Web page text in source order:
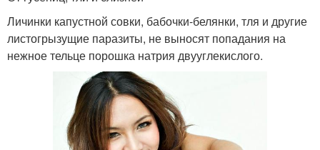
Личинки капустной совки, бабочки-белянки, тля и другие
листогрызущие паразиты, не выносят попадания на
нежное тельце порошка натрия двууглекислого.